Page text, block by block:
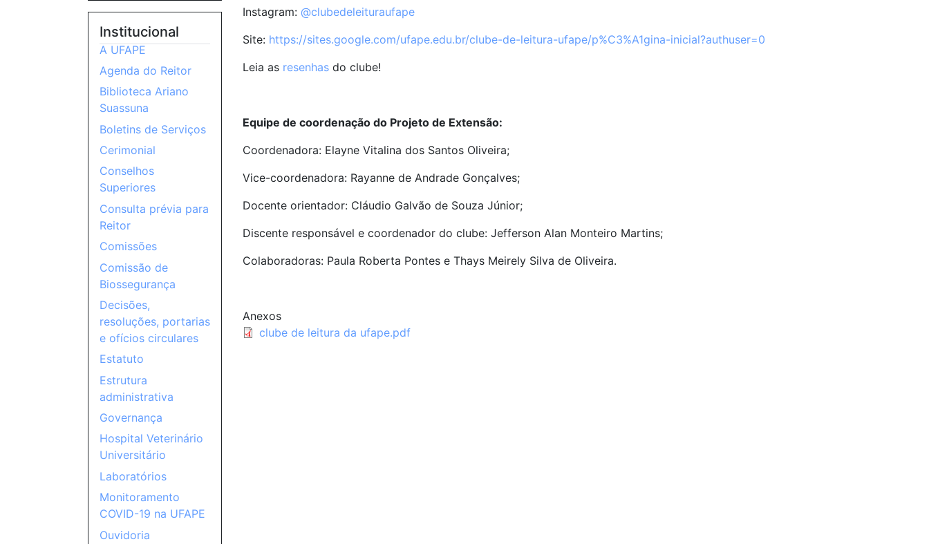
Instagram: @clubedeleituraufape
Site: https://sites.google.com/ufape.edu.br/clube-de-leitura-ufape/p%C3%A1gina-inicial?authuser=0
Leia as resenhasdo clube!
Equipe de coordenação do Projeto de Extensão:
Coordenadora: Elayne Vitalina dos Santos Oliveira;
Vice-coordenadora: Rayanne de Andrade Gonçalves;
Docente orientador: Cláudio Galvão de Souza Júnior;
Discente responsável e coordenador do clube: Jefferson Alan Monteiro Martins;
Colaboradoras: Paula Roberta Pontes e Thays Meirely Silva de Oliveira.
Anexos
clube de leitura da ufape.pdf
Institucional
A UFAPE
Agenda do Reitor
Biblioteca Ariano
Suassuna
Boletins de Serviços
Cerimonial
Conselhos
Superiores
Consulta prévia para
Reitor
Comissões
Comissão de
Biossegurança
Decisões,
resoluções, portarias
e ofícios circulares
Estatuto
Estrutura
administrativa
Governança
Hospital Veterinário
Universitário
Laboratórios
Monitoramento
COVID-19 na UFAPE
Ouvidoria